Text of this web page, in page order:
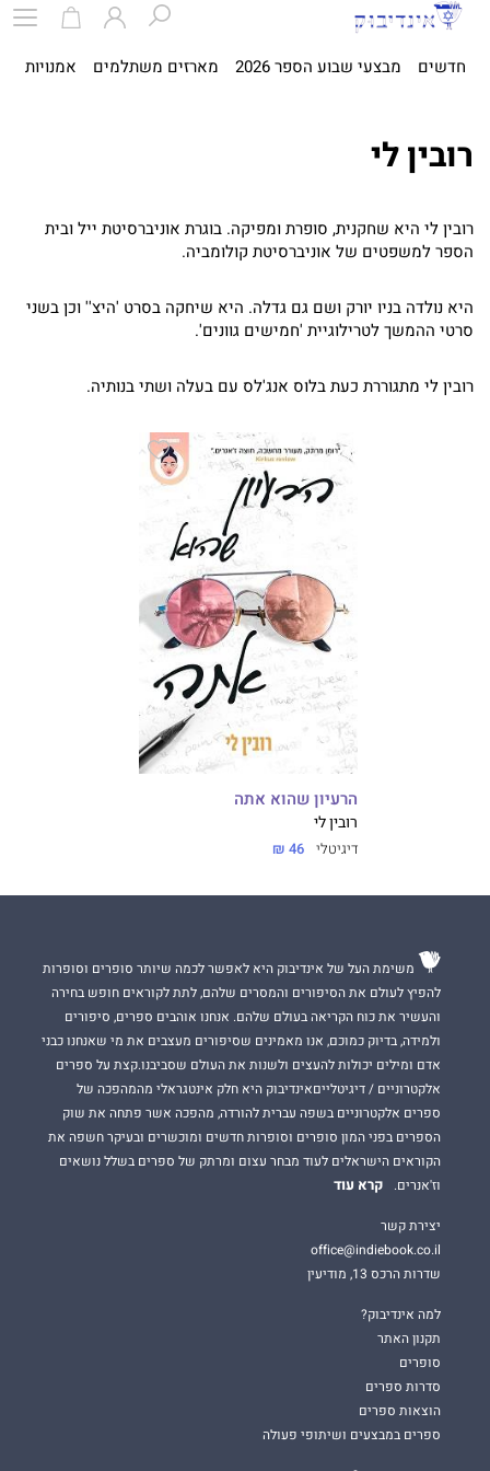
חדשים מבצעי שבוע הספר 2026 מארזים משתלמים אמנויות
רובין לי
רובין לי היא שחקנית, סופרת ומפיקה. בוגרת אוניברסיטת ייל ובית
הספר למשפטים של אוניברסיטת קולומביה.
היא נולדה בניו יורק ושם גם גדלה. היא שיחקה בסרט 'היצ'' וכן בשני
סרטי ההמשך לטרילוגיית 'חמישים גוונים'.
רובין לי מתגוררת כעת בלוס אנג'לס עם בעלה ושתי בנותיה.
הרעיון שהוא אתה
רובין לי
דיגיטלי 46 ₪
משימת העל של אינדיבוק היא לאפשר לכמה שיותר סופרים וסופרות
להפיץ לעולם את הסיפורים והמסרים שלהם, לתת לקוראים חופש בחירה
והעשיר את כוח הקריאה בעולם שלהם. אנחנו אוהבים ספרים, סיפורים
ולמידה, בדיוק כמוכם, אנו מאמינים שסיפורים מעצבים את מי שאנחנו כבני
אדם ומילים יכולות להעצים ולשנות את העולם שסביבנו.קצת על ספרים
אלקטרוניים / דיגיטלייםאינדיבוק היא חלק אינטגראלי מהמהפכה של
ספרים אלקטרוניים בשפה עברית להורדה, מהפכה אשר פתחה את שוק
הספרים בפני המון סופרים וסופרות חדשים ומוכשרים ובעיקר חשפה את
הקוראים הישראלים לעוד מבחר עצום ומרתק של ספרים בשלל נושאים
וז'אנרים.
קרא עוד
יצירת קשר
office@indiebook.co.il
שדרות הרכס 13, מודיעין
למה אינדיבוק?
תקנון האתר
סופרים
סדרות ספרים
הוצאות ספרים
ספרים במבצעים ושיתופי פעולה